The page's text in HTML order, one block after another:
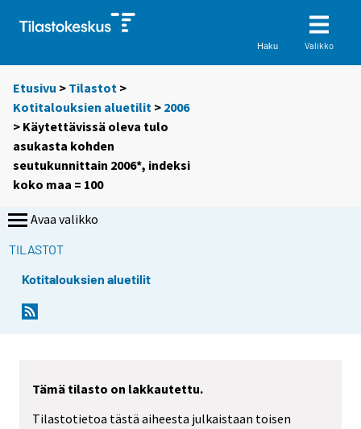
Haku Valikko
Etusivu > Tilastot >
Kotitalouksien aluetilit > 2006
> Käytettävissä oleva tulo
asukasta kohden
seutukunnittain 2006*, indeksi
koko maa = 100
Avaa valikko
TILASTOT
Kotitalouksien aluetilit
Tämä tilasto on lakkautettu.
Tilastotietoa tästä aiheesta julkaistaan toisen